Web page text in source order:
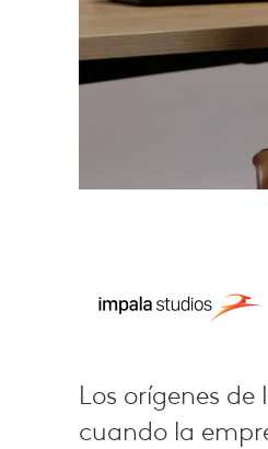
Los orígenes
cuando la